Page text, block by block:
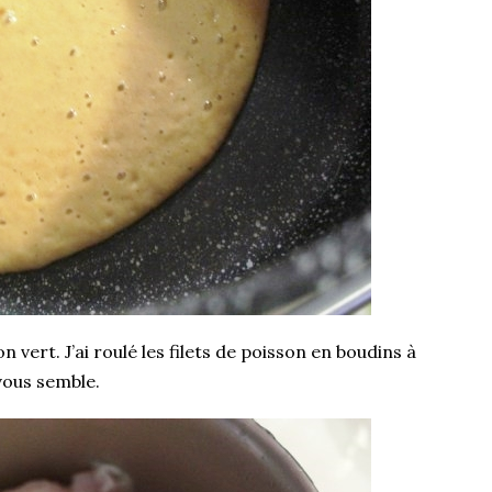
J’ai roulé les filets de poisson en boudins à
semble.